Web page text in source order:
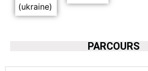
(ukraine)
PARCOURS